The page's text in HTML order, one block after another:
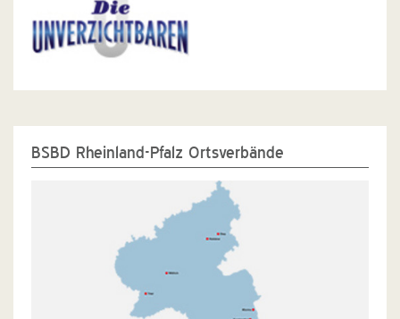
BSBD Rheinland-Pfalz Ortsverbände